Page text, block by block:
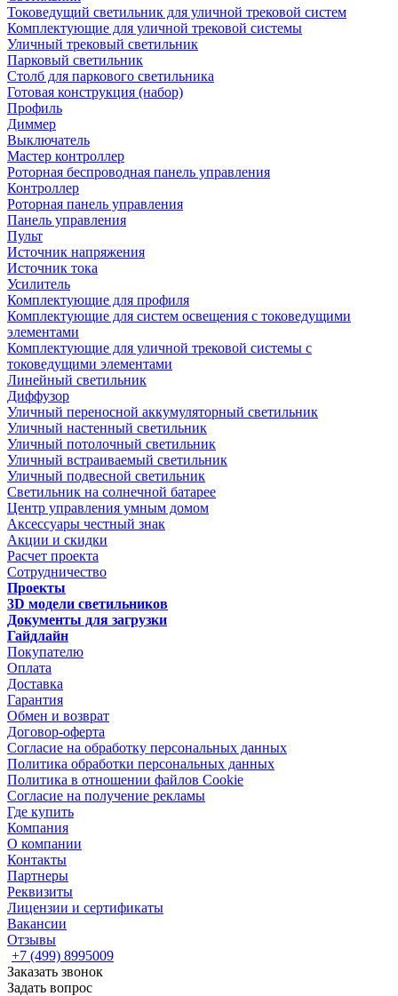
Токоведущий светильник для уличной трековой систем
Комплектующие для уличной трековой системы
Уличный трековый светильник
Парковый светильник
Столб для паркового светильника
Готовая конструкция (набор)
Профиль
Диммер
Выключатель
Мастер контроллер
Роторная беспроводная панель управления
Контроллер
Роторная панель управления
Панель управления
Пульт
Источник напряжения
Источник тока
Усилитель
Комплектующие для профиля
Комплектующие для систем освещения с токоведущими
элементами
Комплектующие для уличной трековой системы с
токоведущими элементами
Линейный светильник
Диффузор
Уличный переносной аккумуляторный светильник
Уличный настенный светильник
Уличный потолочный светильник
Уличный встраиваемый светильник
Уличный подвесной светильник
Светильник на солнечной батарее
Центр управления умным домом
Аксессуары честный знак
Акции и скидки
Расчет проекта
Сотрудничество
Проекты
3D модели светильников
Документы для загрузки
Гайдлайн
Покупателю
Оплата
Доставка
Гарантия
Обмен и возврат
Договор-оферта
Согласие на обработку персональных данных
Политика обработки персональных данных
Политика в отношении файлов Cookie
Согласие на получение рекламы
Где купить
Компания
О компании
Контакты
Партнеры
Реквизиты
Лицензии и сертификаты
Вакансии
Отзывы
+7 (499) 8995009
Заказать звонок
Задать вопрос